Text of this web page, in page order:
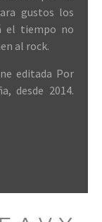
gustos los
el tiempo no
al rock.
editada Por
desde 2014.